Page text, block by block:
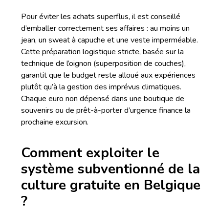
Pour éviter les achats superflus, il est conseillé
d’emballer correctement ses affaires : au moins un
jean, un sweat à capuche et une veste imperméable.
Cette préparation logistique stricte, basée sur la
technique de l’oignon (superposition de couches),
garantit que le budget reste alloué aux expériences
plutôt qu’à la gestion des imprévus climatiques.
Chaque euro non dépensé dans une boutique de
souvenirs ou de prêt-à-porter d’urgence finance la
prochaine excursion.
Comment exploiter le
système subventionné de la
culture gratuite en Belgique
?